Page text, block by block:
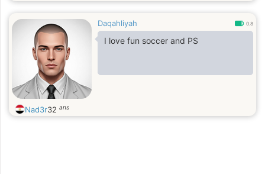
Daqahliyah 0.8
I love fun soccer and PS
Nad3r32 ans